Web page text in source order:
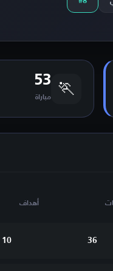
🏃
53
مباراة
أهداف
36
10